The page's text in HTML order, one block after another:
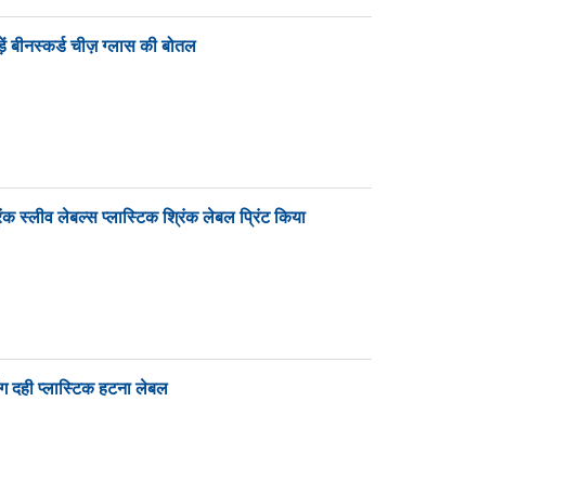
बीनस्कर्ड चीज़ ग्लास की बोतल
स्लीव लेबल्स प्लास्टिक श्रिंक लेबल प्रिंट किया
दही प्लास्टिक हटना लेबल